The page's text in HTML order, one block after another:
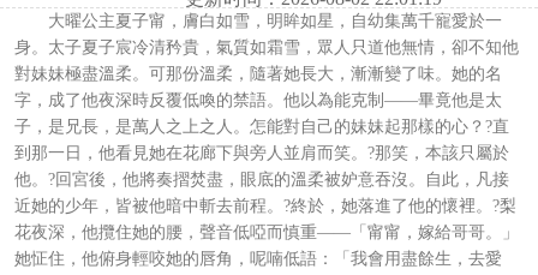
大曜公主夏子甯，膚白如雪，明眸如星，自幼集萬千寵愛於一
身。太子夏子宸冷清矜貴，氣質如霜雪，眾人只道他無情，卻不知他
對妹妹極盡溫柔。可那份溫柔，隨著她長大，漸漸變了味。她的名
字，成了他夜深時反覆低喚的禁語。他以為能克制——畢竟他是太
子，是兄長，是萬人之上之人。怎能對自己的妹妹起那樣的心？?直
到那一日，他看見她在花廊下與旁人並肩而笑。?那笑，本該只屬於
他。?回宮後，他將奏摺焚盡，眼底的溫柔被妒意吞沒。自此，凡接
近她的少年，皆被他暗中斬去前程。?終於，她落進了他的懷裡。?梨
花夜深，他攬住她的腰，聲音低啞而慎重——「甯甯，嫁給哥哥。」
她怔住，他俯身輕咬她的唇角，呢喃低語：「我會用盡餘生，去愛